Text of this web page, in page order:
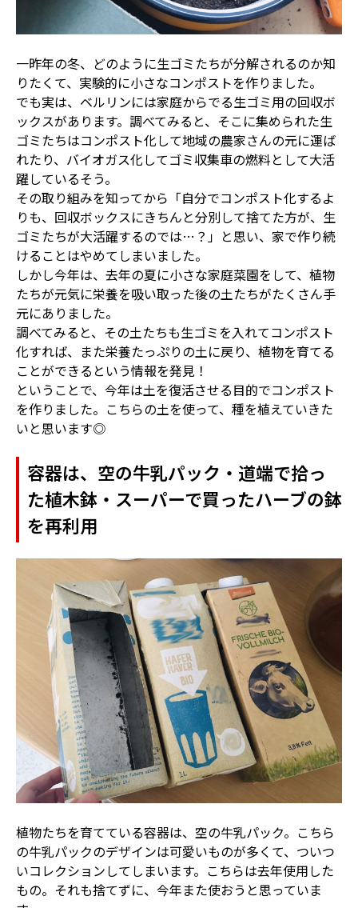
一昨年の冬、どのように生ゴミたちが分解されるのか知
りたくて、実験的に小さなコンポストを作りました。
でも実は、ベルリンには家庭からでる生ゴミ用の回収ボ
ックスがあります。調べてみると、そこに集められた生
ゴミたちはコンポスト化して地域の農家さんの元に運ば
れたり、バイオガス化してゴミ収集車の燃料として大活
躍しているそう。
その取り組みを知ってから「自分でコンポスト化するよ
りも、回収ボックスにきちんと分別して捨てた方が、生
ゴミたちが大活躍するのでは…？」と思い、家で作り続
けることはやめてしまいました。
しかし今年は、去年の夏に小さな家庭菜園をして、植物
たちが元気に栄養を吸い取った後の土たちがたくさん手
元にありました。
調べてみると、その土たちも生ゴミを入れてコンポスト
化すれば、また栄養たっぷりの土に戻り、植物を育てる
ことができるという情報を発見！
ということで、今年は土を復活させる目的でコンポスト
を作りました。こちらの土を使って、種を植えていきた
いと思います◎
容器は、空の牛乳パック・道端で拾っ
た植木鉢・スーパーで買ったハーブの鉢
を再利用
植物たちを育てている容器は、空の牛乳パック。こちら
の牛乳パックのデザインは可愛いものが多くて、ついつ
いコレクションしてしまいます。こちらは去年使用した
もの。それも捨てずに、今年また使おうと思っていま